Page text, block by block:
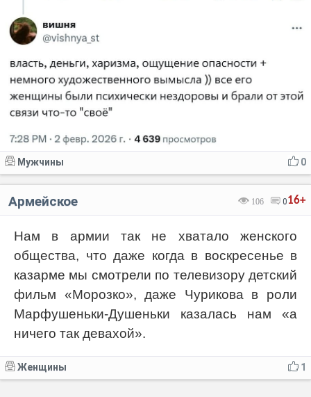
0
Мужчины
16+
106 0
Армейское
Нам в армии так не хватало женского
общества, что даже когда в воскресенье в
казарме мы смотрели по телевизору детский
фильм «Морозко», даже Чурикова в роли
Марфушеньки-Душеньки казалась нам «а
ничего так девахой».
1
Женщины